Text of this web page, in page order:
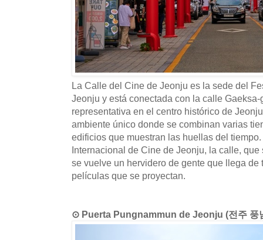
La Calle del Cine de Jeonju es la sede del
Jeonju y está conectada con la calle
representativa en el centro histórico de
ambiente único donde se combinan varias
edificios que muestran las huellas del
Internacional de Cine de Jeonju, la calle,
se vuelve un hervidero de gente que llega de
películas que se proyectan.
⊙ Puerta Pungnammun de Jeonju (전주 풍